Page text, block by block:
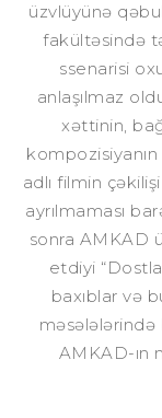
üzvlüyünə
fakültəsində
ssenarisi
anlaşılmaz
xəttinin,
kompozisiyanın
adlı filmin
ayrılmaması
sonra AMKAD
etdiyi
baxıblar və
AMKAD-ın